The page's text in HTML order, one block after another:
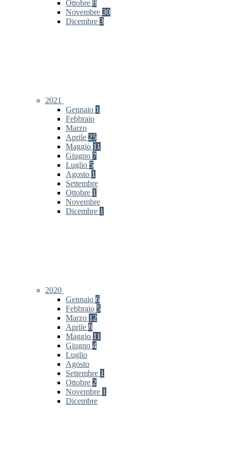
Ottobre 8
Novembre 30
Dicembre 3
2021
Gennaio 1
Febbraio
Marzo
Aprile 25
Maggio 11
Giugno 7
Luglio 5
Agosto 1
Settembre
Ottobre 1
Novembre
Dicembre 1
2020
Gennaio 6
Febbraio 5
Marzo 12
Aprile 8
Maggio 11
Giugno 4
Luglio
Agosto
Settembre 1
Ottobre 2
Novembre 1
Dicembre